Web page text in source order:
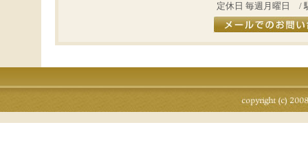
定休日 毎週月曜日 /